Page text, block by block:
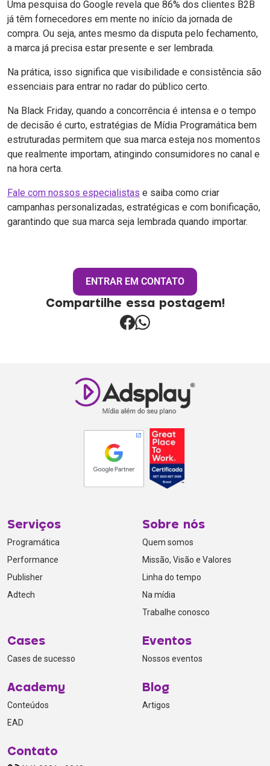
Uma pesquisa do Google revela que 86% dos clientes B2B
já têm fornecedores em mente no início da jornada de
compra. Ou seja, antes mesmo da disputa pelo fechamento,
a marca já precisa estar presente e ser lembrada.
Na prática, isso significa que visibilidade e consistência são
essenciais para entrar no radar do público certo.
Na Black Friday, quando a concorrência é intensa e o tempo
de decisão é curto, estratégias de Mídia Programática bem
estruturadas permitem que sua marca esteja nos momentos
que realmente importam, atingindo consumidores no canal e
na hora certa.
Fale com nossos especialistas e saiba como criar
campanhas personalizadas, estratégicas e com bonificação,
garantindo que sua marca seja lembrada quando importar.
ENTRAR EM CONTATO
Compartilhe essa postagem!
Serviços
Programática
Performance
Publisher
Adtech
Cases
Cases de sucesso
Sobre nós
Quem somos
Missão, Visão e Valores
Linha do tempo
Na mídia
Trabalhe conosco
Eventos
Nossos eventos
Academy
Conteúdos
EAD
Blog
Artigos
Contato